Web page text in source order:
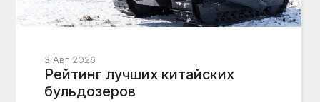
3 Авг 2026
Рейтинг лучших китайских
бульдозеров